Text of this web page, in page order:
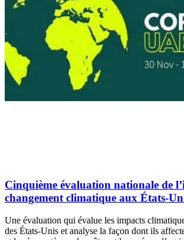
Cinquième évaluation nationale de
changement climatique aux États-
Une évaluation qui évalue les impacts
des États-Unis et analyse la façon dont ils